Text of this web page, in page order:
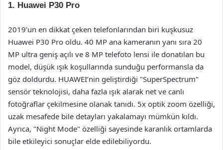
1. Huawei P30 Pro
2019’un en dikkat çeken telefonlarından biri kuşkusuz
Huawei P30 Pro oldu. 40 MP ana kameranın yanı sıra 20
MP ultra geniş açılı ve 8 MP telefoto lensi ile donatılan bu
model, düşük ışık koşullarında sunduğu performansla da
göz doldurdu. HUAWEI’nin geliştirdiği "SuperSpectrum"
sensör teknolojisi, daha fazla ışık alarak net ve canlı
fotoğraflar çekilmesine olanak tanıdı. 5x optik zoom özelliği,
uzak mesafede bile detayları yakalamayı mümkün kıldı.
Ayrıca, "Night Mode" özelliği sayesinde karanlık ortamlarda
bile etkileyici sonuçlar elde edilebiliyordu.